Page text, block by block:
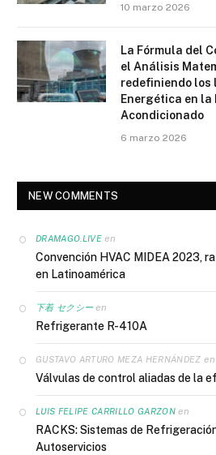
10 marzo 2026
La Fórmula del
el Análisis
redefiniendo los
Energética en
Acondicionado
6 marzo 2026
NEW COMMENTS
DRAMAGO.LIVEen
Convención HVAC MIDEA 2023,
en Latinoamérica
下着 セクシー en
Refrigerante R-410A
GUSTAVO ARTURO MEZA HERNÁNDEZ en
Válvulas de control aliadas de la
LUIS FELIPE CARRILLO GARZONen
RACKS: Sistemas de
Autoservicios